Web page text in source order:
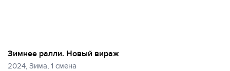
Зимнее ралли. Новый вираж
2024, Зима, 1 смена